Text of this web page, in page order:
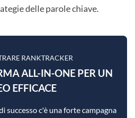
delle parole chiave.
RANKTRACKER
ALL-IN-ONE PER UN
EFFICACE
successo c'è una forte campagna